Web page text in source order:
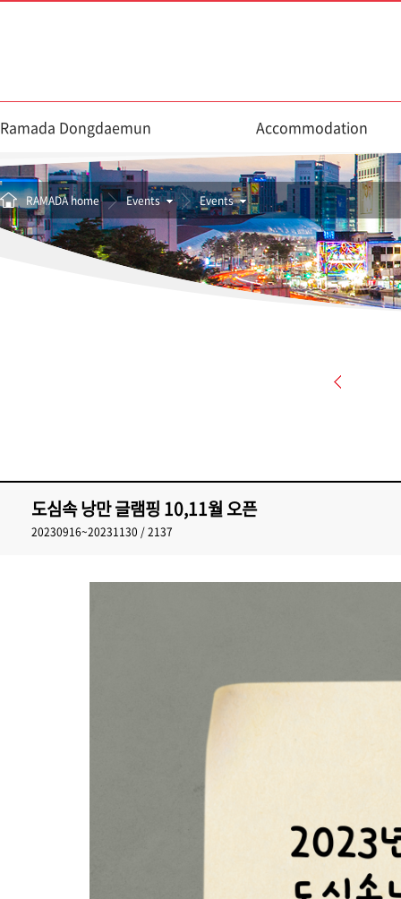
Ramada Dongdaemun Accommodation
RAMADA home Events Events
도심속 낭만 글램핑 10,11월 오픈
20230916~20231130 / 2137